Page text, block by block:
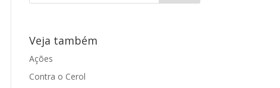
Veja também
Ações
Contra o Cerol